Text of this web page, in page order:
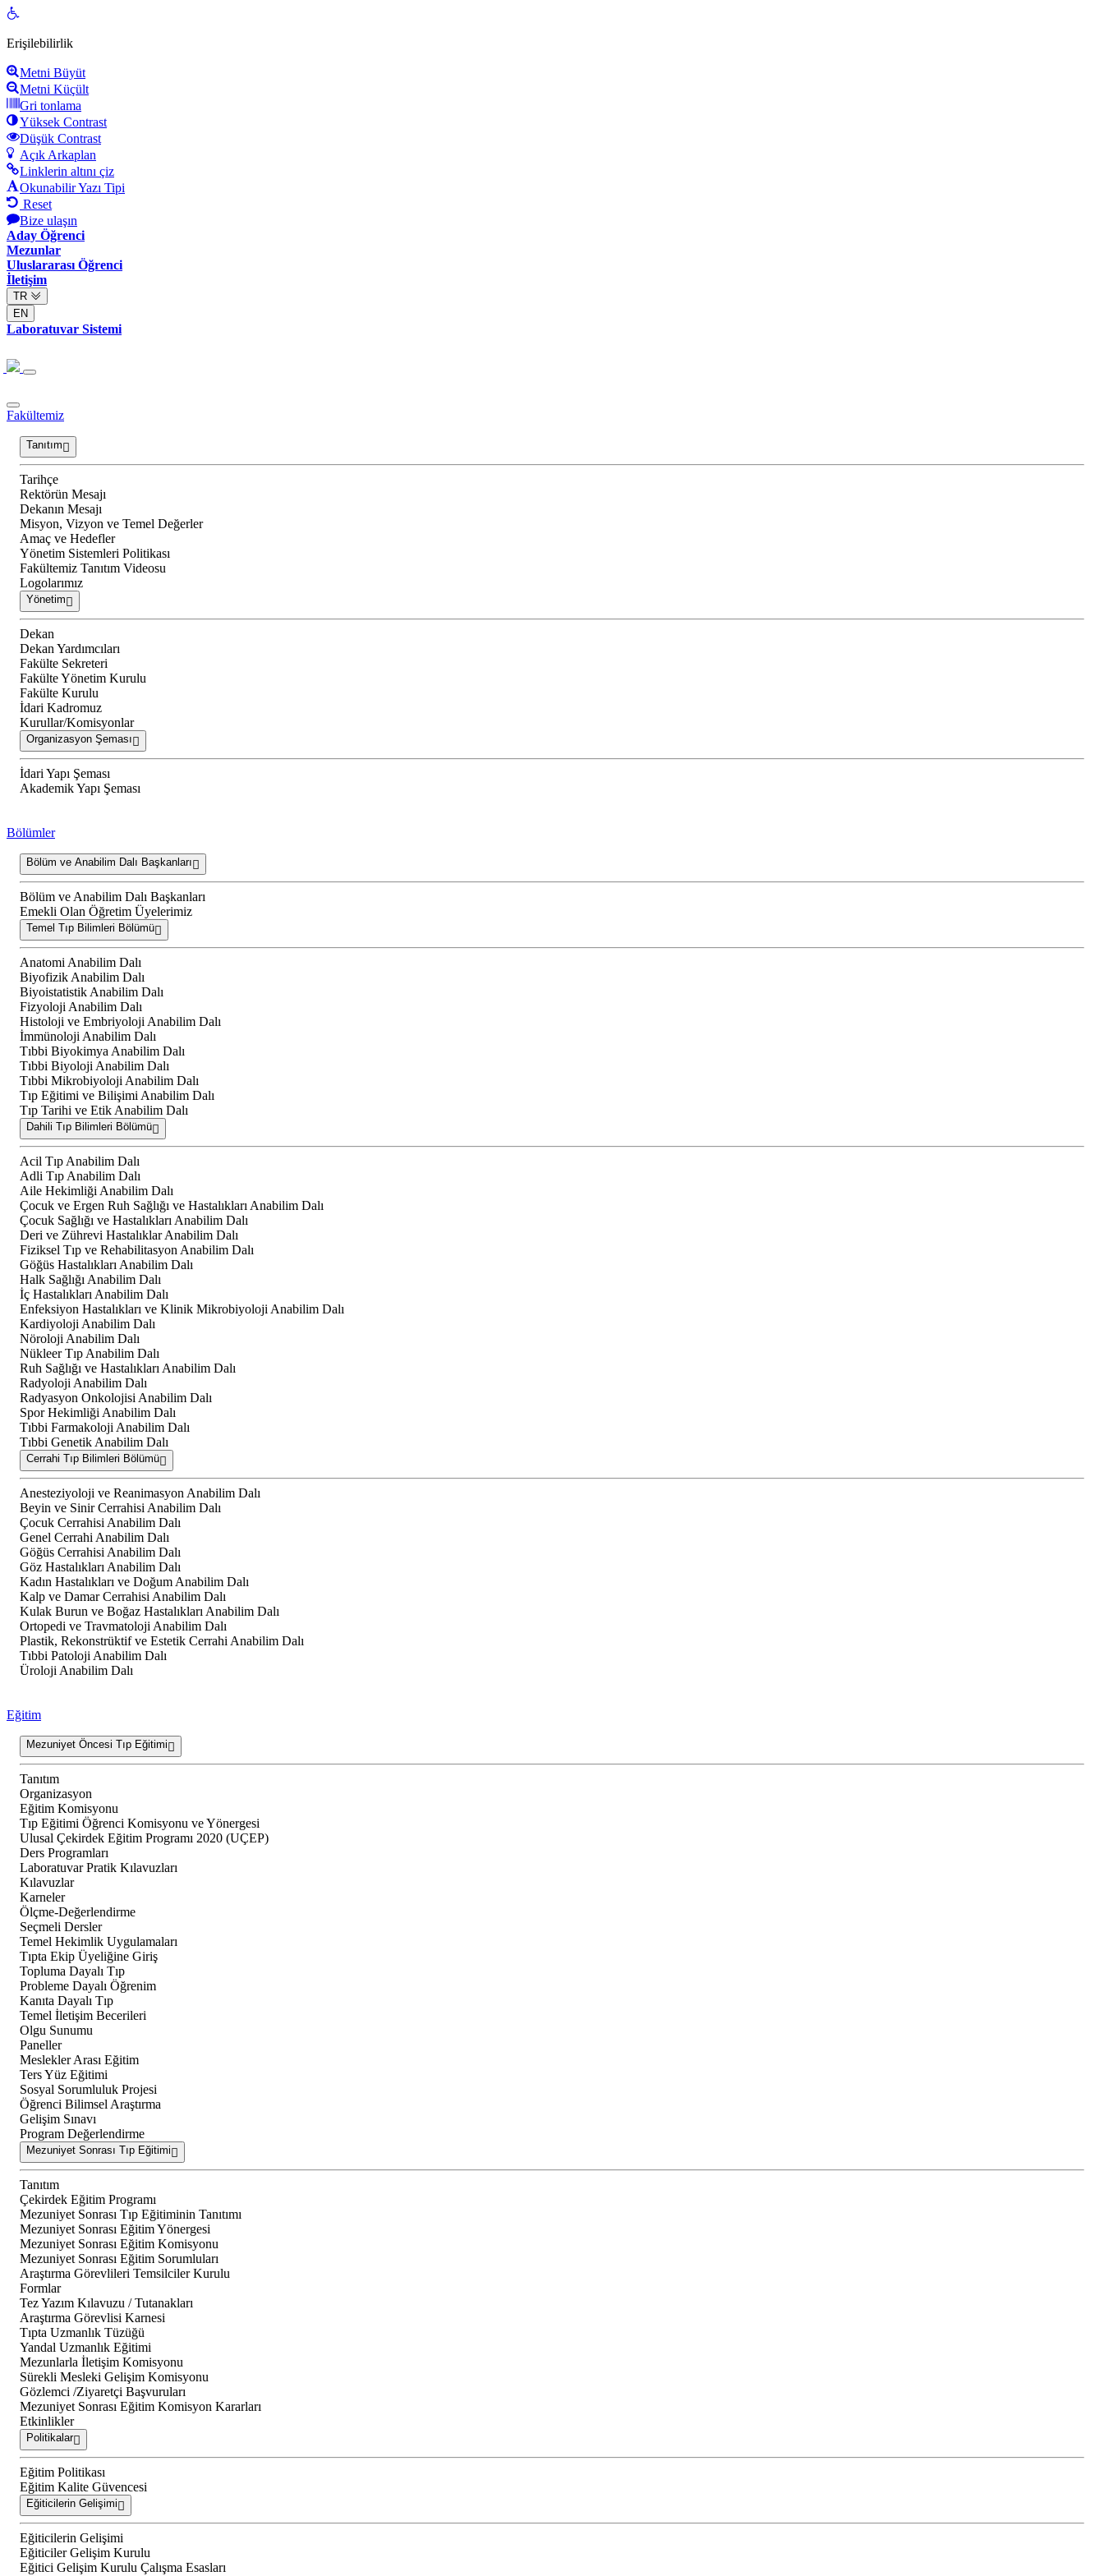
Open
Erişilebilirlik
Metni Büyüt
Metni Küçült
Gri tonlama
Yüksek Contrast
Düşük Contrast
Açık Arkaplan
Linklerin altını çiz
Okunabilir Yazı Tipi
Reset
Bize ulaşın
Aday Öğrenci
Mezunlar
Uluslararası Öğrenci
İletişim
TR
EN
Laboratuvar Sistemi
Fakültemiz
Tanıtım
Tarihçe
Rektörün Mesajı
Dekanın Mesajı
Misyon, Vizyon ve Temel Değerler
Amaç ve Hedefler
Yönetim Sistemleri Politikası
Fakültemiz Tanıtım Videosu
Logolarımız
Yönetim
Dekan
Dekan Yardımcıları
Fakülte Sekreteri
Fakülte Yönetim Kurulu
Fakülte Kurulu
İdari Kadromuz
Kurullar/Komisyonlar
Organizasyon Şeması
İdari Yapı Şeması
Akademik Yapı Şeması
Bölümler
Bölüm ve Anabilim Dalı Başkanları
Bölüm ve Anabilim Dalı Başkanları
Emekli Olan Öğretim Üyelerimiz
Temel Tıp Bilimleri Bölümü
Anatomi Anabilim Dalı
Biyofizik Anabilim Dalı
Biyoistatistik Anabilim Dalı
Fizyoloji Anabilim Dalı
Histoloji ve Embriyoloji Anabilim Dalı
İmmünoloji Anabilim Dalı
Tıbbi Biyokimya Anabilim Dalı
Tıbbi Biyoloji Anabilim Dalı
Tıbbi Mikrobiyoloji Anabilim Dalı
Tıp Eğitimi ve Bilişimi Anabilim Dalı
Tıp Tarihi ve Etik Anabilim Dalı
Dahili Tıp Bilimleri Bölümü
Acil Tıp Anabilim Dalı
Adli Tıp Anabilim Dalı
Aile Hekimliği Anabilim Dalı
Çocuk ve Ergen Ruh Sağlığı ve Hastalıkları Anabilim Dalı
Çocuk Sağlığı ve Hastalıkları Anabilim Dalı
Deri ve Zührevi Hastalıklar Anabilim Dalı
Fiziksel Tıp ve Rehabilitasyon Anabilim Dalı
Göğüs Hastalıkları Anabilim Dalı
Halk Sağlığı Anabilim Dalı
İç Hastalıkları Anabilim Dalı
Enfeksiyon Hastalıkları ve Klinik Mikrobiyoloji Anabilim Dalı
Kardiyoloji Anabilim Dalı
Nöroloji Anabilim Dalı
Nükleer Tıp Anabilim Dalı
Ruh Sağlığı ve Hastalıkları Anabilim Dalı
Radyoloji Anabilim Dalı
Radyasyon Onkolojisi Anabilim Dalı
Spor Hekimliği Anabilim Dalı
Tıbbi Farmakoloji Anabilim Dalı
Tıbbi Genetik Anabilim Dalı
Cerrahi Tıp Bilimleri Bölümü
Anesteziyoloji ve Reanimasyon Anabilim Dalı
Beyin ve Sinir Cerrahisi Anabilim Dalı
Çocuk Cerrahisi Anabilim Dalı
Genel Cerrahi Anabilim Dalı
Göğüs Cerrahisi Anabilim Dalı
Göz Hastalıkları Anabilim Dalı
Kadın Hastalıkları ve Doğum Anabilim Dalı
Kalp ve Damar Cerrahisi Anabilim Dalı
Kulak Burun ve Boğaz Hastalıkları Anabilim Dalı
Ortopedi ve Travmatoloji Anabilim Dalı
Plastik, Rekonstrüktif ve Estetik Cerrahi Anabilim Dalı
Tıbbi Patoloji Anabilim Dalı
Üroloji Anabilim Dalı
Eğitim
Mezuniyet Öncesi Tıp Eğitimi
Tanıtım
Organizasyon
Eğitim Komisyonu
Tıp Eğitimi Öğrenci Komisyonu ve Yönergesi
Ulusal Çekirdek Eğitim Programı 2020 (UÇEP)
Ders Programları
Laboratuvar Pratik Kılavuzları
Kılavuzlar
Karneler
Ölçme-Değerlendirme
Seçmeli Dersler
Temel Hekimlik Uygulamaları
Tıpta Ekip Üyeliğine Giriş
Topluma Dayalı Tıp
Probleme Dayalı Öğrenim
Kanıta Dayalı Tıp
Temel İletişim Becerileri
Olgu Sunumu
Paneller
Meslekler Arası Eğitim
Ters Yüz Eğitimi
Sosyal Sorumluluk Projesi
Öğrenci Bilimsel Araştırma
Gelişim Sınavı
Program Değerlendirme
Mezuniyet Sonrası Tıp Eğitimi
Tanıtım
Çekirdek Eğitim Programı
Mezuniyet Sonrası Tıp Eğitiminin Tanıtımı
Mezuniyet Sonrası Eğitim Yönergesi
Mezuniyet Sonrası Eğitim Komisyonu
Mezuniyet Sonrası Eğitim Sorumluları
Araştırma Görevlileri Temsilciler Kurulu
Formlar
Tez Yazım Kılavuzu / Tutanakları
Araştırma Görevlisi Karnesi
Tıpta Uzmanlık Tüzüğü
Yandal Uzmanlık Eğitimi
Mezunlarla İletişim Komisyonu
Sürekli Mesleki Gelişim Komisyonu
Gözlemci /Ziyaretçi Başvuruları
Mezuniyet Sonrası Eğitim Komisyon Kararları
Etkinlikler
Politikalar
Eğitim Politikası
Eğitim Kalite Güvencesi
Eğiticilerin Gelişimi
Eğiticilerin Gelişimi
Eğiticiler Gelişim Kurulu
Eğitici Gelişim Kurulu Çalışma Esasları